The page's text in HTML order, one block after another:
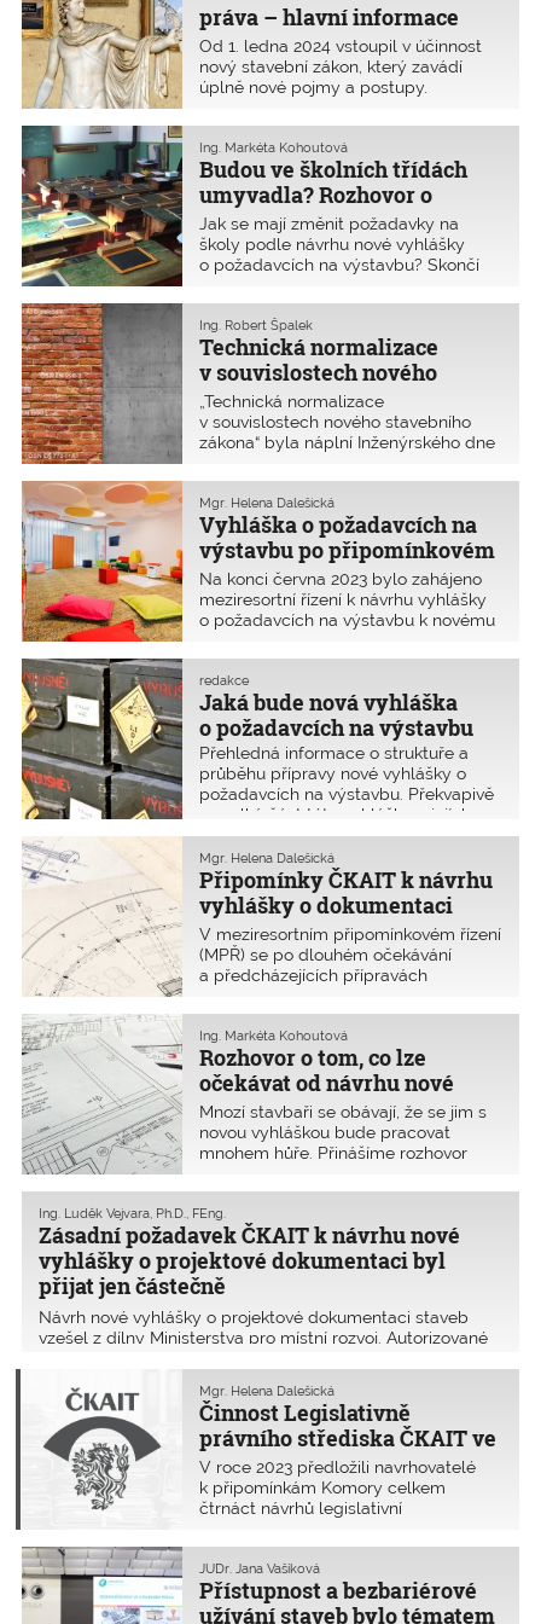
osob, ale i pro zvyšování kvality
výstavby.
práva – hlavní informace
o novém stavebním zákoně
Od 1. ledna 2024 vstoupil v účinnost
nový stavební zákon, který zavádí
úplně nové pojmy a postupy.
nejdůležitějších informací pro praxi
autorizovaných osob.
Budou ve školních třídách
umyvadla? Rozhovor o
nových požadavcích na
výstavbu
Ing. Markéta Kohoutová
Jak se mají změnit požadavky na
školy podle návrhu nové vyhlášky
o požadavcích na výstavbu? Skončí
a záchodků podle počtu chlapců
a dívek? Zatím to spíše vypadá, že
s odpovědí na tak jednoduchou
otázku, jako je počet umyvadel ve
právní výklad či metodický pokyn
Ministerstva pro místní rozvoj či
Ministerstva školství.
Technická normalizace
v souvislostech nového
stavebního zákona
Ing. Robert Špalek
„Technická normalizace
v souvislostech nového stavebního
zákona“ byla náplní Inženýrského dne
minulého roku. Vzhledem důležitosti
přednesených příspěvků jsme
zpracovali toto téma do samostatné
publikace a do samostatné digitální
přílohy Z+i ČKAIT 1/2024, která je
přístupná nejen pro všechny
autorizované osoby.
Vyhláška o požadavcích na
výstavbu po připomínkovém
řízení
Mgr. Helena Dalešická
Na konci června 2023 bylo zahájeno
meziresortní řízení k návrhu vyhlášky
o požadavcích na výstavbu k novému
znění novely č. 195/2022 Sb.
a č. 152/2023 Sb. (NSZ). ČKAIT
v červenci uplatnila sto třicet šest
připomínek. Zástupci Komory se
během podzimu zúčastnili dvou
setkání na MMR zaměřených na
přípravu této vyhlášky. Vypořádání
připomínek bylo zveřejněno na konci
Jaká bude nová vyhláška
o požadavcích na výstavbu
redakce
Přehledná informace o struktuře a
průběhu přípravy nové vyhlášky o
požadavcích na výstavbu. Překvapivě
se velká část této vyhlášky a jejích
příloh věnuje, munici, zbraním a
střelivu.
Připomínky ČKAIT k návrhu
vyhlášky o dokumentaci
staveb
Mgr. Helena Dalešická
V meziresortním připomínkovém řízení
(MPŘ) se po dlouhém očekávání
a předcházejících přípravách
pracovní den před vánočními svátky,
ocitl návrh vyhlášky o dokumentaci
staveb podle nového stavebního
zákona č. 283/2021 Sb., ve znění jeho
podávat do 19. ledna 2024.
Rozhovor o tom, co lze
očekávat od návrhu nové
vyhlášky o projektové
dokumentaci
Ing. Markéta Kohoutová
Mnozí stavbaři se obávají, že se jim s
novou vyhláškou bude pracovat
mnohem hůře. Přinášíme rozhovor
členkou Legislativní komise ČKAIT,
která velmi rozsáhle připomínkovala
a navrhla výrazné úpravy struktury
části příloh nové vyhlášky, a to
z pohledu mnohaletých zkušeností
inženýrky projektující pozemní stavby.
Zásadní požadavek ČKAIT k návrhu nové
vyhlášky o projektové dokumentaci byl
přijat jen částečně
Ing. Luděk Vejvara, Ph.D., FEng.
Návrh nové vyhlášky o projektové dokumentaci staveb
vzešel z dílny Ministerstva pro místní rozvoj. Autorizované
2023. Přesto mu mnozí z řad autorizovaných osob věnovali
desítky hodin.
Činnost Legislativně
právního střediska ČKAIT ve
druhém pololetí 2023
Mgr. Helena Dalešická
V roce 2023 předložili navrhovatelé
k připomínkám Komory celkem
čtrnáct návrhů legislativní
legislativně právní (dále SLP) se ve
druhém pololetí systematicky
zabývalo připomínkováním dvou
návrhů prováděcích předpisů
Přístupnost a bezbariérové
užívání staveb bylo tématem
JUDr. Jana Vašíková